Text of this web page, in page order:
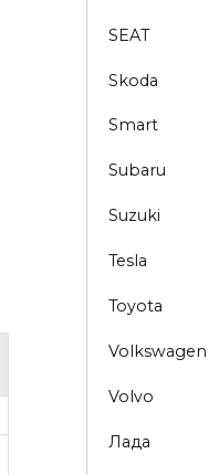
SEAT
Skoda
Smart
Subaru
Suzuki
Tesla
Toyota
Volkswagen
Volvo
Лада